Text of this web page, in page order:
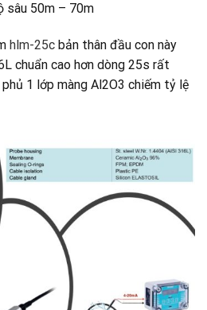
sâu 50m – 70m
hlm-25c bản thân đầu con này
chuẩn cao hơn dòng 25s rất
1 lớp màng Al2O3 chiếm tỷ lệ